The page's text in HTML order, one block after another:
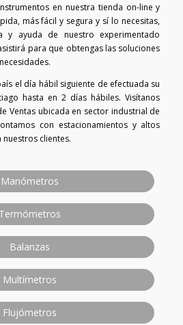
en nuestra tienda on-line y
más fácil y segura y sí lo necesitas,
y ayuda de nuestro experimentado
para que obtengas las soluciones
el día hábil siguiente de efectuada su
hasta en 2 días hábiles. Visítanos
Ventas ubicada en sector industrial de
con estacionamientos y altos
clientes.
Manómetros
Termómetros
Balanzas
Multímetros
Flujómetros